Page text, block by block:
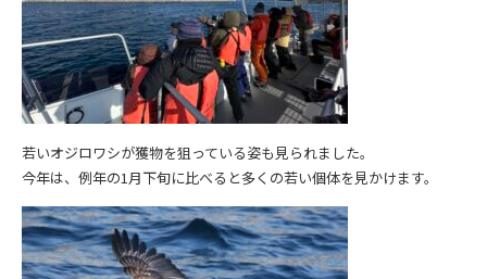
若いオジロワシが獲物を狙っている姿も見られました。
今年は、例年の1月下旬に比べると多くの若い個体を見かけます。